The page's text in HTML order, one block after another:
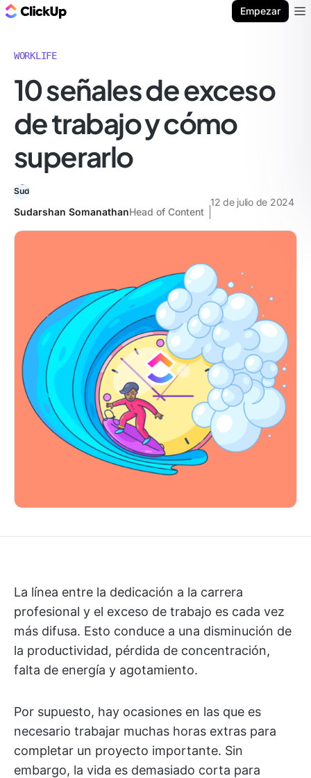
Empezar
WORKLIFE
10 señales de exceso
de trabajo y cómo
superarlo
Sudarshan SomanathanHead of Content
12 de julio de 2024
La línea entre la dedicación a la carrera
profesional y el exceso de trabajo es cada vez
más difusa. Esto conduce a una disminución de
la productividad, pérdida de concentración,
falta de energía y agotamiento.
Por supuesto, hay ocasiones en las que es
necesario trabajar muchas horas extras para
completar un proyecto importante. Sin
embargo, la vida es demasiado corta para